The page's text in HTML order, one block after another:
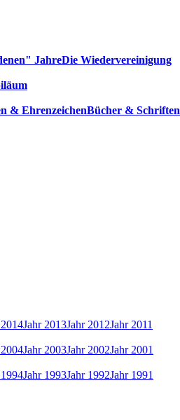
JahreDie Wiedervereinigung
& EhrenzeichenBücher & Schriften
Jahr 2013Jahr 2012Jahr 2011
Jahr 2003Jahr 2002Jahr 2001
Jahr 1993Jahr 1992Jahr 1991